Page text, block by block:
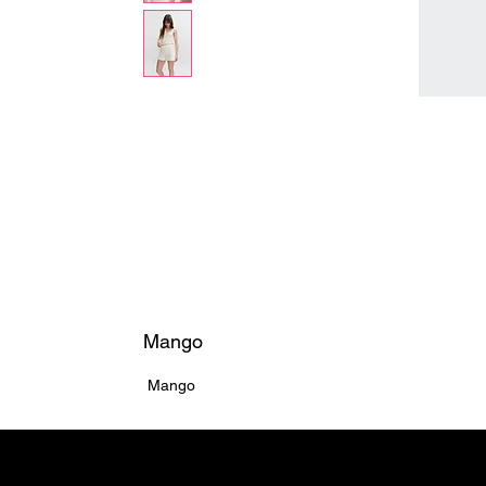
Mango
Mango